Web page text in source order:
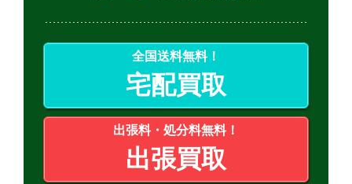
全国送料無料！
宅配買取
出張料・処分料無料！
出張買取